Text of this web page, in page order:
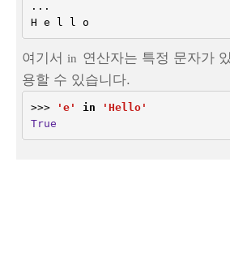
...
H e l l o
여기서 in 연산자는 특정 문자가
용할 수 있습니다.
>>> 'e' in
'Hello'
True